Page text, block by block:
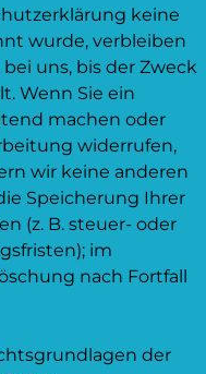
keine
wurde, verbleiben
uns, bis der Zweck
Wenn Sie ein
machen oder
widerrufen,
wir keine anderen
Speicherung Ihrer
(z. B. steuer- oder
im
nach Fortfall
der